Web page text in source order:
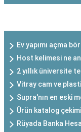
Ev yapımı açma
Host kelimesi ne
2 yıllık üniversite
Vitray cam ve
Supra'nın en eski
Ürün katalog
Rüyada Banka